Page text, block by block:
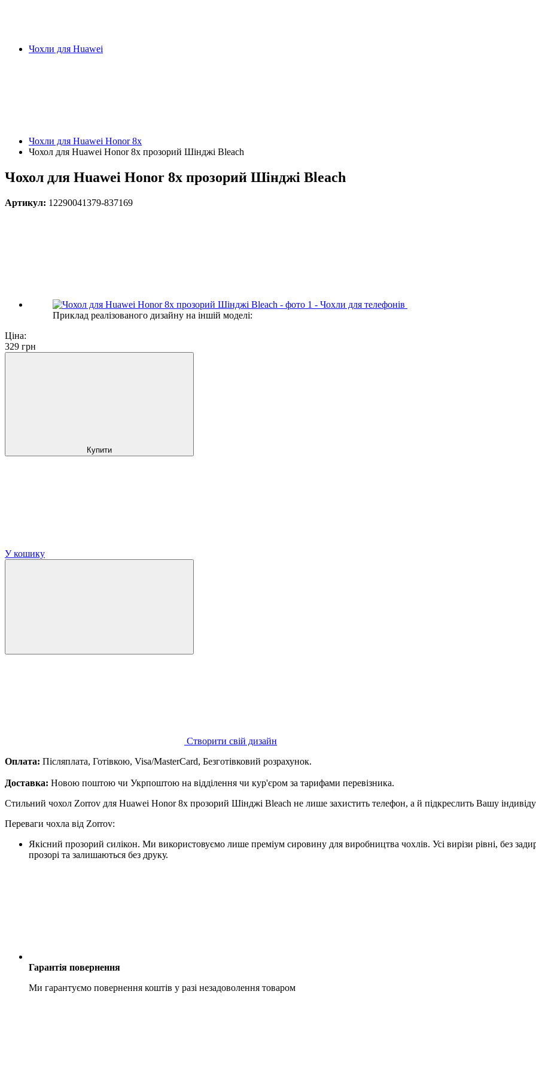
Чохли для Huawei
Чохли для Huawei Honor 8x
Чохол для Huawei Honor 8x прозорий Шінджі Bleach
Чохол для Huawei Honor 8x прозорий Шінджі Bleach
Артикул: 12290041379-837169
Приклад реалізованого дизайну на іншій моделі:
Ціна:
329 грн
Купити
У кошику
Створити свій дизайн
Оплата: Післяплата, Готівкою, Visa/MasterCard, Безготівковий розрахунок.
Доставка: Новою поштою чи Укрпоштою на відділення чи кур'єром за тарифами перевізника.
Стильний чохол Zorrov для Huawei Honor 8x прозорий Шінджі Bleach не лише захистить телефон, а й підкреслить Вашу
Переваги чохла від Zorrov:
Якісний прозорий силікон. Ми використовуємо лише преміум сировину для виробництва чохлів. Усі вирізи рівні, без
прозорі та залишаються без друку.
Гарантія повернення
Ми гарантуємо повернення коштів у разі незадоволення товаром